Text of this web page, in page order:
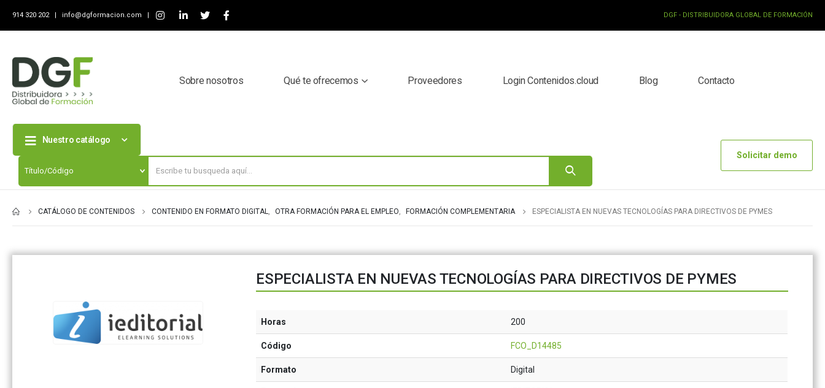
914 320 202 | info@dgformacion.com | DGF - DISTRIBUIDORA GLOBAL DE FORMACIÓN
Sobre nosotros Qué te ofrecemos Proveedores Login Contenidos.cloud Blog Contacto
Nuestro catálogo
Solicitar demo
CATÁLOGO DE CONTENIDOS CONTENIDO EN FORMATO DIGITAL, OTRA FORMACIÓN PARA EL EMPLEO, FORMACIÓN COMPLEMENTARIA ESPECIALISTA EN NUEVAS TECNOLOGÍAS PARA DIRECTIVOS DE PYMES
ESPECIALISTA EN NUEVAS TECNOLOGÍAS PARA DIRECTIVOS DE PYMES
Horas 200
Código FCO_D14485
Formato Digital